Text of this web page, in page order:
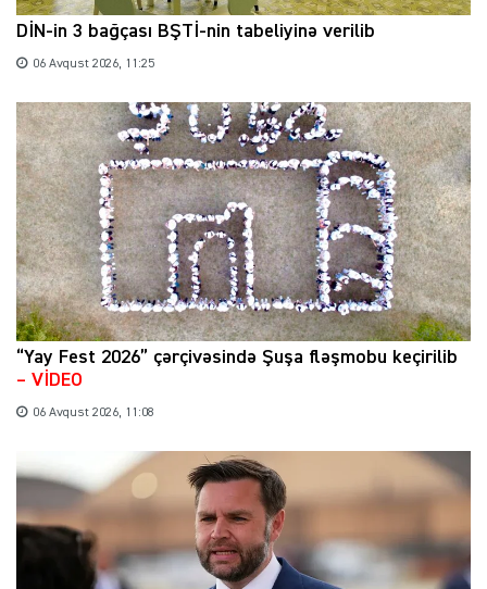
DİN-in 3 bağçası BŞTİ-nin tabeliyinə verilib
06 Avqust 2026, 11:25
“Yay Fest 2026” çərçivəsində Şuşa fləşmobu keçirilib
– VİDEO
06 Avqust 2026, 11:08